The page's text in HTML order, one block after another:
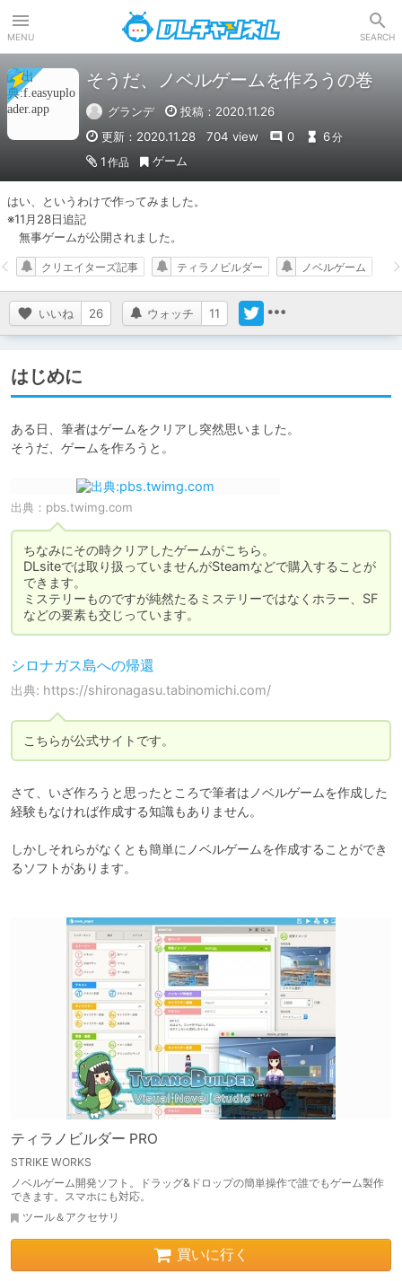
MENU SEARCH
そうだ、ノベルゲームを作ろうの巻
グランデ
投稿：2020.11.26
更新：2020.11.28
704 view 0 6分
1 作品 ゲーム
はい、というわけで作ってみました。
※11月28日追記
無事ゲームが公開されました。
いいね 26 ウォッチ 11
クリエイターズ記事 ティラノビルダー ノベルゲーム
はじめに
ある日、筆者はゲームをクリアし突然思いました。
そうだ、ゲームを作ろうと。
出典： pbs.twimg.com
ちなみにその時クリアしたゲームがこちら。
DLsiteでは取り扱っていませんがSteamなどで購入することが
できます。
ミステリーものですが純然たるミステリーではなくホラー、SF
などの要素も交じっています。
シロナガス島への帰還
出典: https://shironagasu.tabinomichi.com/
こちらが公式サイトです。
さて、いざ作ろうと思ったところで筆者はノベルゲームを作成した
経験もなければ作成する知識もありません。
しかしそれらがなくとも簡単にノベルゲームを作成することができ
るソフトがあります。
ティラノビルダー PRO
STRIKE WORKS
ノベルゲーム開発ソフト。ドラッグ&ドロップの簡単操作で誰でもゲーム製作
できます。スマホにも対応。
ツール＆アクセサリ
買いに行く